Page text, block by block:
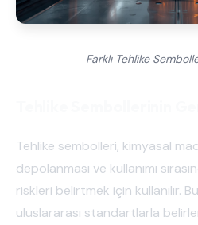
Farklı Tehlike
Tehlike sembolleri, kimyasal
depolanması ve kullanımı
riskleri belirtmek için kullanılır.
uluslararası standartlarla